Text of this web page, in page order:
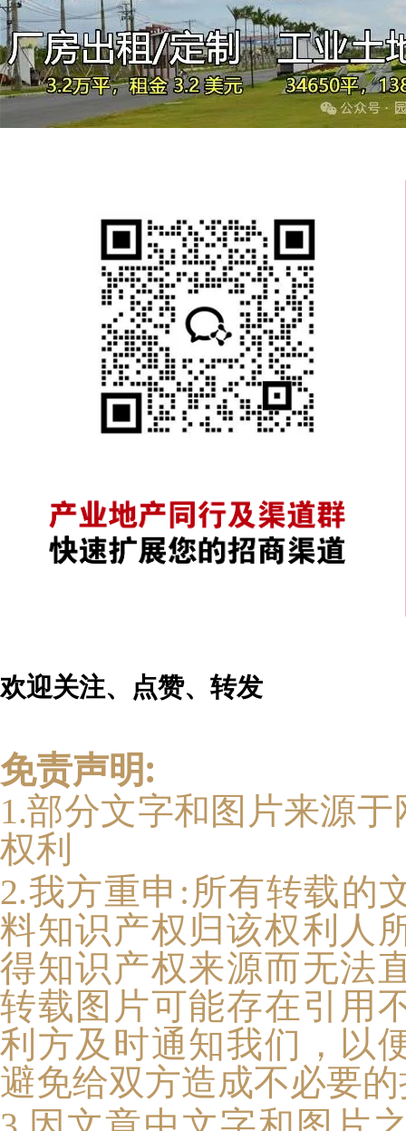
欢迎关注、点赞、转发
免责声明:
1.部分文字和图片来源
权利
2.我方重申: 所有转载的
料知识产权归该权利人
得知识产权来源而无法
转载图片可能存在引用
利方及时通知我们，以
避免给双方造成不必要